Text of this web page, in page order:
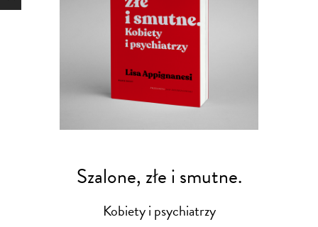
Szalone, złe i smutne.
Kobiety i psychiatrzy